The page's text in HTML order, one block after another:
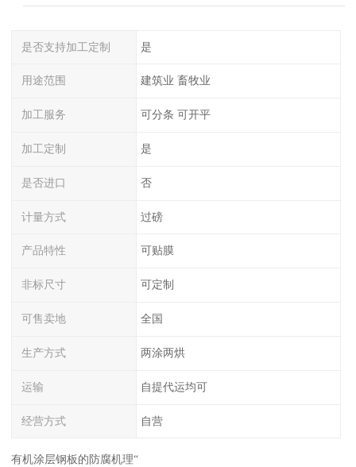
是否支持加工定制 是
用途范围 建筑业 畜牧业
加工服务 可分条 可开平
加工定制 是
是否进口 否
计量方式 过磅
产品特性 可贴膜
非标尺寸 可定制
可售卖地 全国
生产方式 两涂两烘
运输 自提代运均可
经营方式 自营
有机涂层钢板的防腐机理“